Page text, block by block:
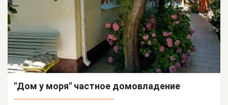
"Дом у моря" частное домовладение